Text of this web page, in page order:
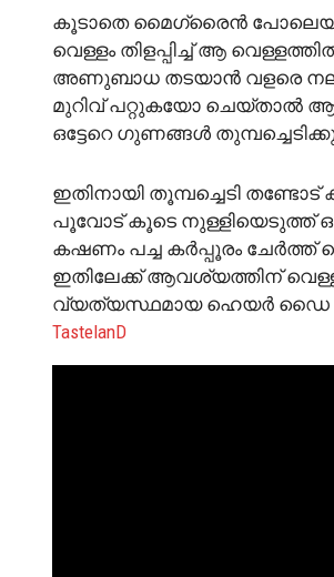
കൂടാതെ മൈഗ്രൈൻ
വെള്ളം തിളപ്പിച്ച് ആ
അണുബാധ തടയാൻ വളരെ
മുറിവ് പറ്റുകയോ ചെയ്താൽ ആ
ഒട്ടേറെ ഗുണങ്ങൾ
ഇതിനായി തൂമ്പച്ചെടി
പൂവോട് കൂടെ നുള്ളിയെടുത്ത് ഒരു
കഷണം പച്ച കർപ്പൂരം ചേർത്ത്
ഇതിലേക്ക് ആവശ്യത്തിന്
വ്യത്യസ്ഥമായ ഹെയർ ഡൈ നിങ്ങളും
TastelanD